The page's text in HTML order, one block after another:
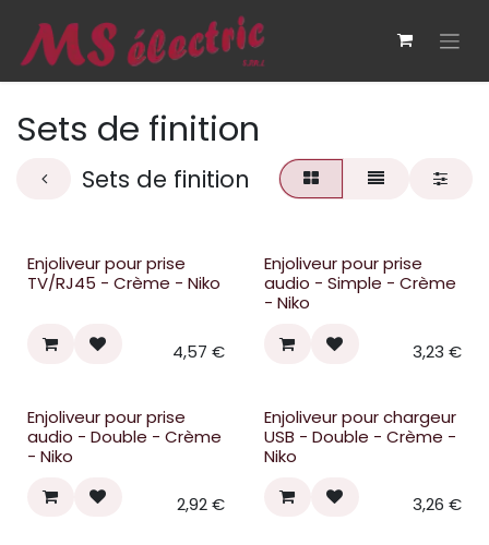
Sets de finition
Sets de finition
Enjoliveur pour prise
TV/RJ45 - Crème - Niko
4,57 €
Enjoliveur pour prise
audio - Simple - Crème
- Niko
3,23 €
Enjoliveur pour prise
audio - Double - Crème
- Niko
2,92€
Enjoliveur pour chargeur
USB - Double - Crème -
Niko
3,26 €